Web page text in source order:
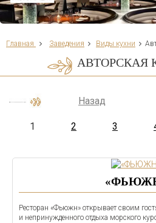
Главная Заведения Виды кухни
АВТОРСКАЯ
Назад
1 2 3
Ресторан «Фьюжн» открывает своим
и непринужденного отдыха морского